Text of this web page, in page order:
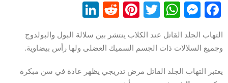
Facebook
Messenger
WhatsApp
Twitter
Pinterest
Reddit
التهاب الجلد القاتل عند الكلاب ينتشر بين سلالة البول والبولدوج
وجميع السلالات ذات الجسم السميك العضلى ولها رأس بيضاوية.
يعتبر التهاب الجلد القاتل مرض تدريجي يظهر عادة في سن مبكرة